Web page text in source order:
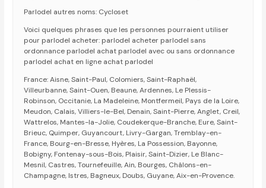
Parlodel autres noms: Cycloset
Voici quelques phrases que les personnes pourraient utiliser
pour parlodel acheter: parlodel acheter parlodel sans
ordonnance parlodel achat parlodel avec ou sans ordonnance
parlodel achat en ligne achat parlodel
France: Aisne, Saint-Paul, Colomiers, Saint-Raphaël,
Villeurbanne, Saint-Ouen, Beaune, Ardennes, Le Plessis-
Robinson, Occitanie, La Madeleine, Montfermeil, Pays de la Loire,
Meudon, Calais, Villiers-le-Bel, Denain, Saint-Pierre, Anglet, Creil,
Wattrelos, Mantes-la-Jolie, Coudekerque-Branche, Eure, Saint-
Brieuc, Quimper, Guyancourt, Livry-Gargan, Tremblay-en-
France, Bourg-en-Bresse, Hyères, La Possession, Bayonne,
Bobigny, Fontenay-sous-Bois, Plaisir, Saint-Dizier, Le Blanc-
Mesnil, Castres, Tournefeuille, Ain, Bourges, Châlons-en-
Champagne, Istres, Bagneux, Doubs, Guyane, Aix-en-Provence.